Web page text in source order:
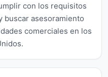
con los requisitos
buscar asesoramiento
comerciales en los